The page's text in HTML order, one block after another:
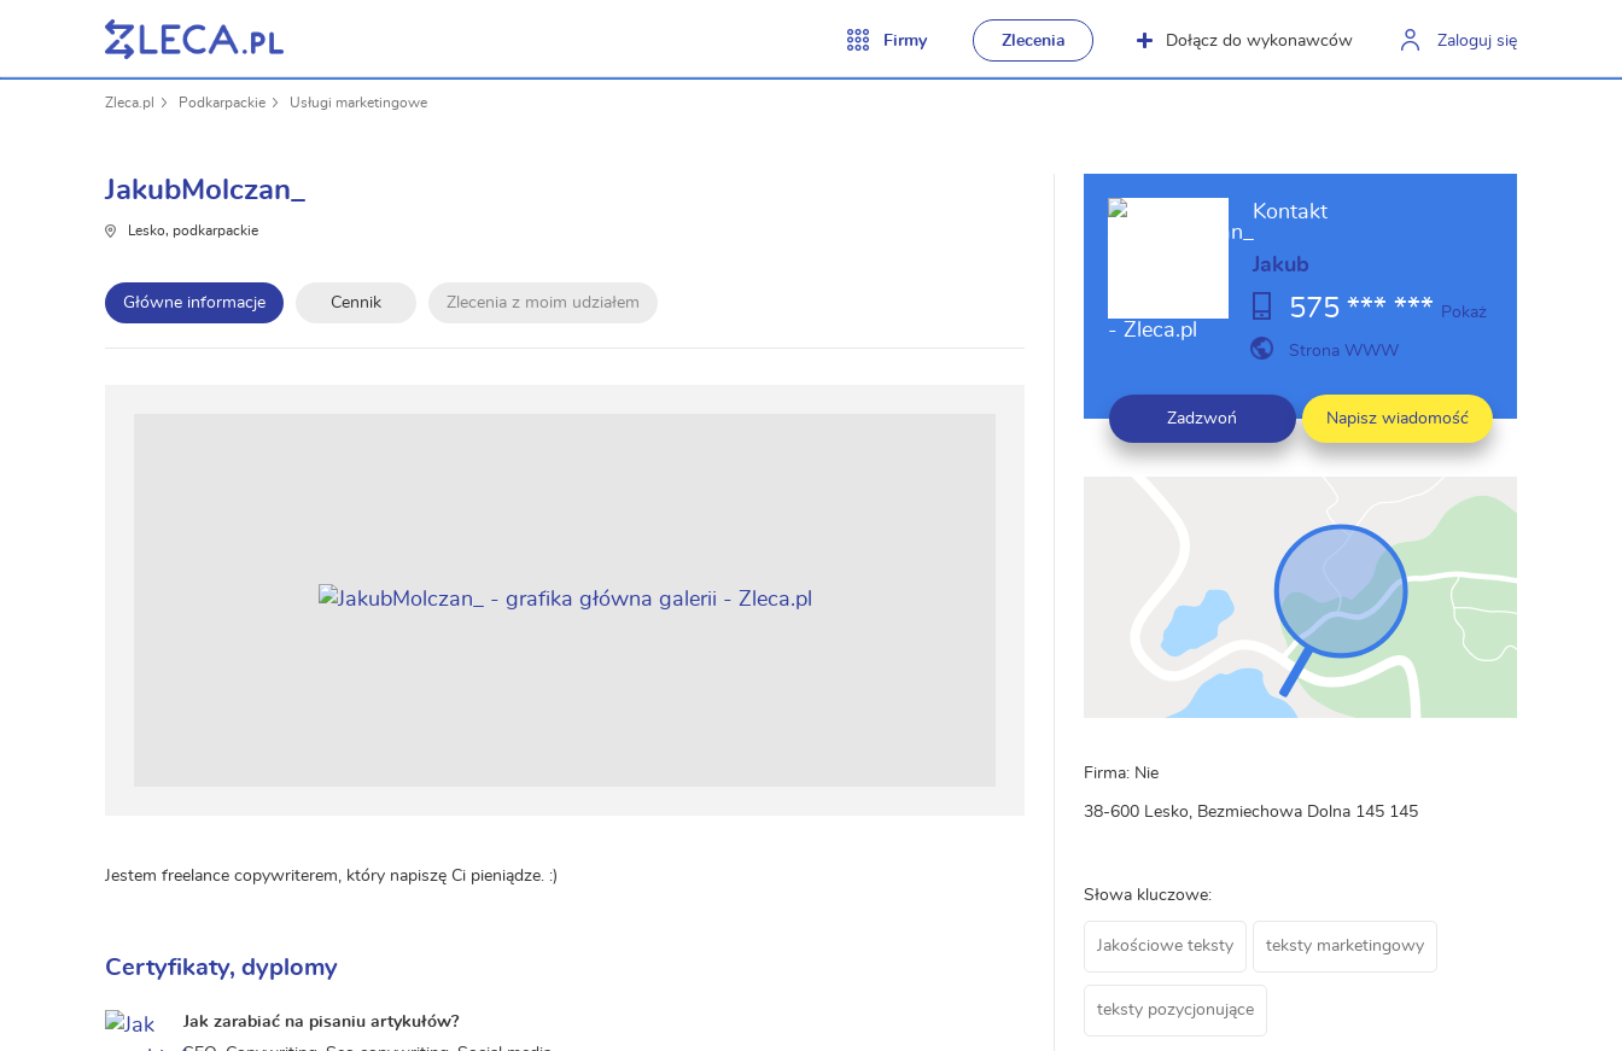
Firmy Zlecenia Dołącz do wykonawców Zaloguj się
Zleca.pl Podkarpackie Usługi marketingowe
JakubMolczan_
Lesko, podkarpackie
Główne informacje Cennik Zlecenia z moim udziałem
Jestem freelance copywriterem, który napiszę Ci pieniądze. :)
Certyfikaty, dyplomy
Jak zarabiać na pisaniu artykułów?
Kontakt
Jakub
575 *** *** Pokaż
Strona WWW
Zadzwoń Napisz wiadomość
Firma: Nie
38-600 Lesko, Bezmiechowa Dolna 145 145
Słowa kluczowe:
Jakościowe teksty teksty marketingowy
teksty pozycjonujące